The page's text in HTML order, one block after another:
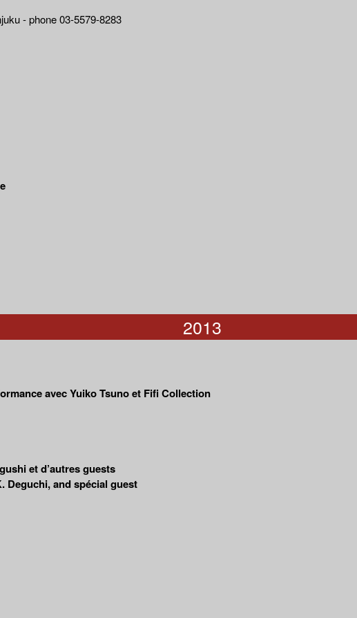
- phone 03-5579-8283
2013
avec Yuiko Tsuno et Fifi Collection
et d’autres guests
Deguchi, and spécial guest